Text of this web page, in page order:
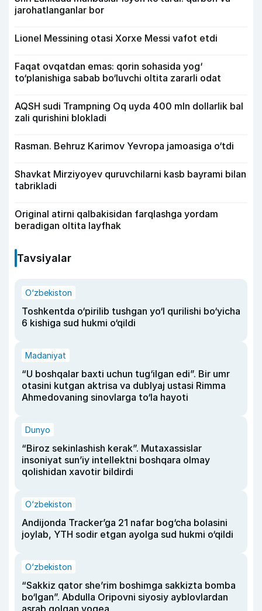
jarohatlanganlar bor
Lionel Messining otasi Xorxe Messi vafot etdi
Faqat ovqatdan emas: qorin sohasida yog‘
to‘planishiga sabab bo‘luvchi oltita zararli odat
AQSH sudi Trampning Oq uyda 400 mln dollarlik bal
zali qurishini blokladi
Rasman. Behruz Karimov Yevropa jamoasiga o‘tdi
Shavkat Mirziyoyev quruvchilarni kasb bayrami bilan
tabrikladi
Original atirni qalbakisidan farqlashga yordam
beradigan oltita layfhak
Tavsiyalar
O‘zbekiston
Toshkentda o‘pirilib tushgan yo‘l qurilishi bo‘yicha
6 kishiga sud hukmi o‘qildi
Madaniyat
“U boshqalar baxti uchun tug‘ilgan edi”. Bir umr
otasini kutgan aktrisa va dublyaj ustasi Rimma
Ahmedovaning sinovlarga to‘la hayoti
Dunyo
“Biroz sekinlashish kerak”. Mutaxassislar
insoniyat sun’iy intellektni boshqara olmay
qolishidan xavotir bildirdi
O‘zbekiston
Andijonda Tracker’ga 21 nafar bog‘cha bolasini
joylab, YTH sodir etgan ayolga sud hukmi o‘qildi
O‘zbekiston
“Sakkiz qator she’rim boshimga sakkizta bomba
bo‘lgan”. Abdulla Oripovni siyosiy ayblovlardan
asrab qolgan voqea